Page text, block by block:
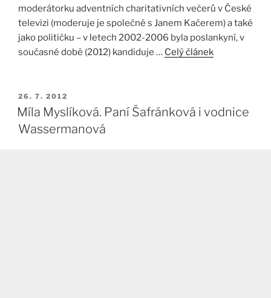
moderátorku adventních charitativních večerů v České
televizi (moderuje je společně s Janem Kačerem) a také
jako političku – v letech 2002-2006 byla poslankyní, v
současné době (2012) kandiduje … Celý článek
PUBLIKOVÁNO
26. 7. 2012
Míla Myslíková. Paní Šafránková i vodnice
Wassermanová